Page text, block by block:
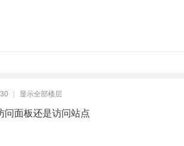
显示全部楼层
问面板还是访问站点